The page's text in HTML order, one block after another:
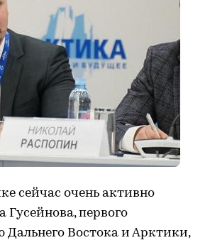
сейчас очень активно
первого
Востока и Арктики,